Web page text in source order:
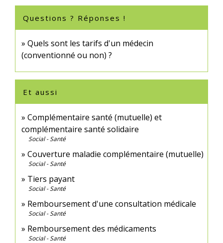
Questions ? Réponses !
Quels sont les tarifs d'un médecin
(conventionné ou non) ?
Et aussi
Complémentaire santé (mutuelle) et
complémentaire santé solidaire
Social - Santé
Couverture maladie complémentaire (mutuelle)
Social - Santé
Tiers payant
Social - Santé
Remboursement d'une consultation médicale
Social - Santé
Remboursement des médicaments
Social - Santé